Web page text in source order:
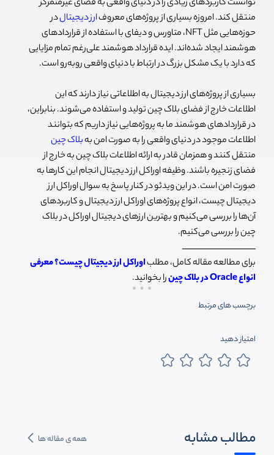
توانست کاربردهای زیادی را در دنیای واقعی به فضای غیرمتمرکز
منتقل کند. امروزه بسیاری از پروژه‌های معروفارز دیجیتالدر
حوزه‌هایی مثل NFT، متاورس و دیفای با استفاده از قراردادهای
هوشمند ایجاد شده‌اند. ایده قرارداد هوشمند علی‌رغم تمام مزایایی
که دارد با یک مشکل بزرگ در ارتباط با دنیای واقعی روبه‌رو است.
بسیاری از پروژه‌های ارز دیجیتال به اطلاعاتی نیاز دارند که این
اطلاعات خارج از فضای بلاک چین تولید و استفاده می‌شوند. بنابراین،
در قراردادهای هوشمند ما به پروژه‌هایی نیاز داریم که بتوانند
اطلاعات موجود در دنیای واقعی را به صورت امن بهبلاک چین
منتقل کنند و همزمان قادر به ارائه اطلاعات بلاک چین به خارج از
فضای زنجیره باشند. وظیفه اوراکل ارز دیجیتال انجام این کارها به
صورت امن است. در این ویدئو در کنار پاسخ به سوال اوراکل ارز
دیجیتال چیست، انواع پروژه‌های اوراکل ارز دیجیتال و کاربردهای
آن‌ها را بررسی می‌کنیم و بهترین ارزهای دیجیتال اوراکل در بلاک
چین را بررسی می‌کنیم.
ــــــــــــــــــــــــــــــــــــــــ
برای مطالعه مقاله کامل، مطلباوراکل ارز دیجیتال چیست؟ معرفی
انواع Oracle در بلاک چین
را بخوانید.
برچسب های مرتبط
امتیاز دهید
مطالب مشابه همه ی مقاله ها